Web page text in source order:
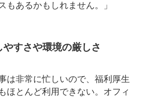
もあるかもしれません。」
すさや環境の厳しさ
は非常に忙しいので、福利厚生
ほとんど利用できない。オフィ